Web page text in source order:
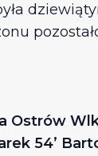
Ostrów
54’